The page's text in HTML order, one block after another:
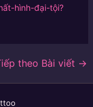
hình-đại-tội?
theo Bài viết →